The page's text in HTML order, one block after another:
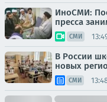
ИноСМИ:
пресса
СМИ
В России
новых
СМИ